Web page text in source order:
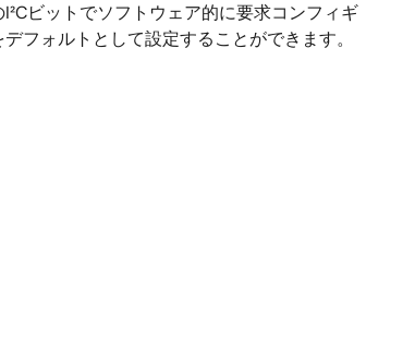
ビットでソフトウェア的に要求コンフィギ
フォルトとして設定することができます。